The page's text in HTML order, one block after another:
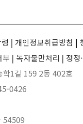
| 개인정보취급방침 |
부 | 독자불만처리 | 정정
학1길 159 2동 402호
0426
54509